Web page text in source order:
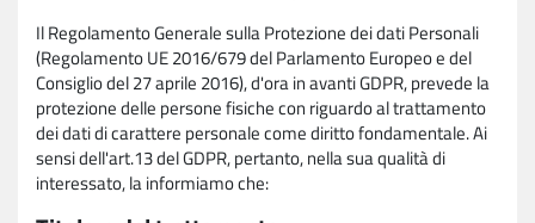
Il Regolamento Generale sulla Protezione dei dati Personali
(Regolamento UE 2016/679 del Parlamento Europeo e del
Consiglio del 27 aprile 2016), d'ora in avanti GDPR, prevede la
protezione delle persone fisiche con riguardo al trattamento
dei dati di carattere personale come diritto fondamentale. Ai
sensi dell'art.13 del GDPR, pertanto, nella sua qualità di
interessato, la informiamo che: